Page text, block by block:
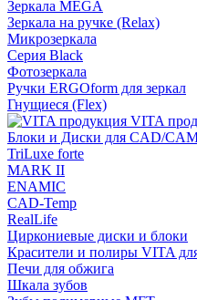
Зеркала MEGA
Зеркала на ручке (Relax)
Микрозеркала
Серия Black
Фотозеркала
Ручки ERGOform для зеркал
Гнущиеся (Flex)
VITA
Блоки и Диски для CAD/
TriLuxe forte
MARK II
ENAMIC
CAD-Temp
RealLife
Циркониевые диски и блоки
Красители и полиры VITA
Печи для обжига
Шкала зубов